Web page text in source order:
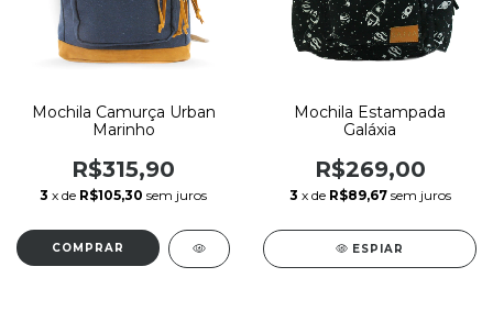
Mochila Camurça Urban
Marinho
R$315,90
3 x de R$105,30 sem juros
Mochila Estampada
Galáxia
R$269,00
3 x de R$89,67 sem juros
ESPIAR